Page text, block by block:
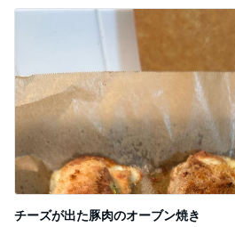
チーズが出た豚肉のオーブン焼き